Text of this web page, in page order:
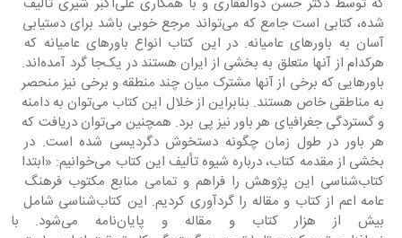
شده، کتابی است جامع که می‌تواند مرجع خوبی باشد برای دستیابی
آسان به باورهای عامیانه. در این کتاب انواع باورهای عامیانه که
هرکدام از آنها متعلق به بخشی از ایران هستند در یک‌جا گرد آمده‌اند.
باورهایی که برخی از آنها مشترک میان چند منطقه و برخی نیز منحصر
به مناطقی خاص هستند. بنابراین از خلال این کتاب می‌توان به دامنه
و گستردگی جغرافیای هر باور نیز پی برد. همچنین می‌توان دریافت که
هر باور در طول زمان چگونه دستخوش دگردیسی شده است. در
بخشی از مقدمه کتاب، درباره شیوه تألیف این کتاب می‌خوانیم: «ابتدا
کتاب‌شناسی این پژوهش را فراهم و تمامی منابع مکتوب فرهنگ
عامه اعم از کتاب و مقاله را گردآوری کردیم. این کتاب‌شناسی شامل
بیش از‌ هزار کتاب و